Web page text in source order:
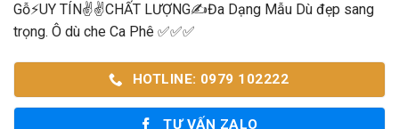
Gỗ⚡UY TÍN✌✌CHẤT LƯỢNG✍Đa Dạng Mẫu Dù đẹp sang
trọng. Ô dù che Ca Phê ✅✅✅
HOTLINE: 0979 102222
TƯ VẤN ZALO